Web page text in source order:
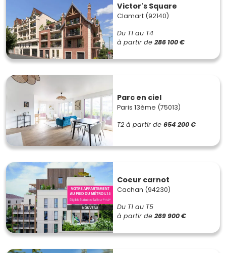
Victor's Square
Clamart (92140)
Du T1 au T4
à partir de 286 100 €
Parc en ciel
Paris 13ème (75013)
T2 à partir de 654 200 €
Coeur carnot
Cachan (94230)
Du T1 au T5
à partir de 269 900 €